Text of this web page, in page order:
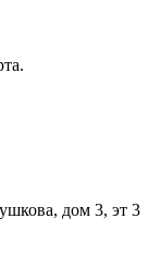
дом 3, эт 3